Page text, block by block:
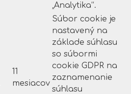
„Analytika“.
11
mesiacov
Súbor cookie je
nastavený na
základe súhlasu
so súbormi
cookie GDPR na
zaznamenanie
súhlasu